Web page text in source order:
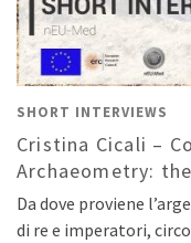
SHORT INTERVIEWS
Cristina Cicali –
Archaeometry:
Da dove proviene
di re e imperatori,